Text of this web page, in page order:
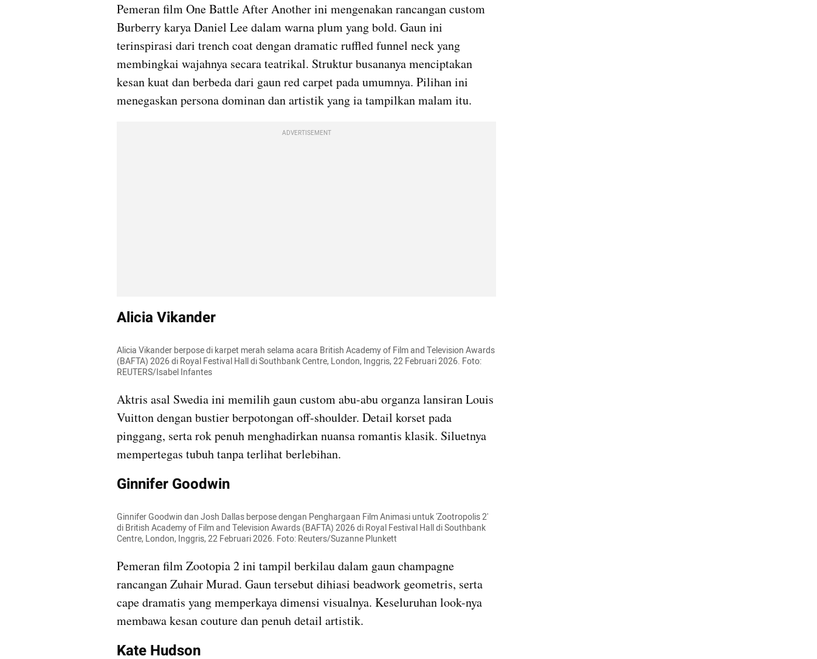
Pemeran film One Battle After Another ini mengenakan rancangan custom
Burberry karya Daniel Lee dalam warna plum yang bold. Gaun ini
terinspirasi dari trench coat dengan dramatic ruffled funnel neck yang
membingkai wajahnya secara teatrikal. Struktur busananya menciptakan
kesan kuat dan berbeda dari gaun red carpet pada umumnya. Pilihan ini
menegaskan persona dominan dan artistik yang ia tampilkan malam itu.
ADVERTISEMENT
Alicia Vikander
Alicia Vikander berpose di karpet merah selama acara British Academy of Film and Television Awards
(BAFTA) 2026 di Royal Festival Hall di Southbank Centre, London, Inggris, 22 Februari 2026. Foto:
REUTERS/Isabel Infantes
Aktris asal Swedia ini memilih gaun custom abu-abu organza lansiran Louis
Vuitton dengan bustier berpotongan off-shoulder. Detail korset pada
pinggang, serta rok penuh menghadirkan nuansa romantis klasik. Siluetnya
mempertegas tubuh tanpa terlihat berlebihan.
Ginnifer Goodwin
Ginnifer Goodwin dan Josh Dallas berpose dengan Penghargaan Film Animasi untuk 'Zootropolis 2'
di British Academy of Film and Television Awards (BAFTA) 2026 di Royal Festival Hall di Southbank
Centre, London, Inggris, 22 Februari 2026. Foto: Reuters/Suzanne Plunkett
Pemeran film Zootopia 2 ini tampil berkilau dalam gaun champagne
rancangan Zuhair Murad. Gaun tersebut dihiasi beadwork geometris, serta
cape dramatis yang memperkaya dimensi visualnya. Keseluruhan look-nya
membawa kesan couture dan penuh detail artistik.
Kate Hudson